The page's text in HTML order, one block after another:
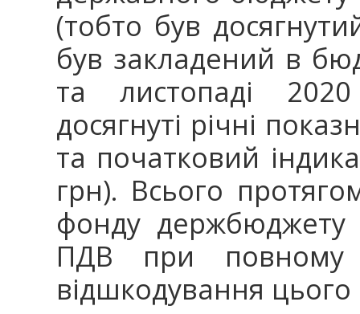
(тобто був
був закладений в
та листопаді
досягнуті річні
та початковий
грн). Всього
фонду
ПДВ при повному
відшкодування